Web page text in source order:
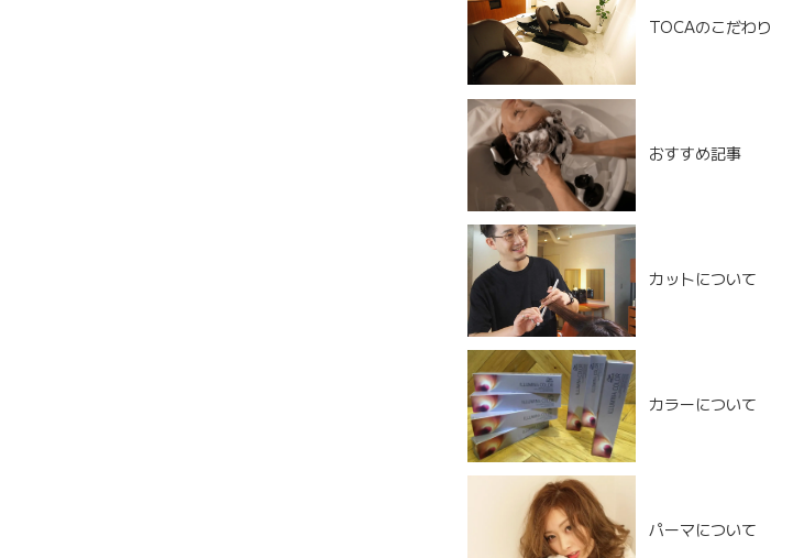
TOCAのこだわり
おすすめ記事
カットについて
カラーについて
パーマについて